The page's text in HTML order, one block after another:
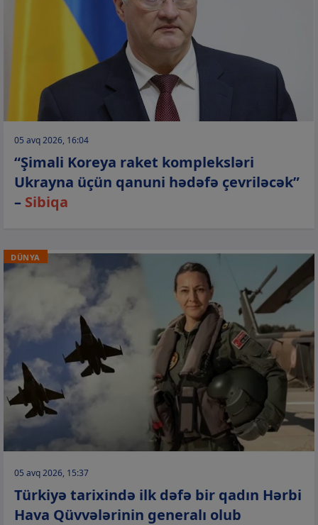
05 avq 2026, 16:04
“Şimali Koreya raket kompleksləri
Ukrayna üçün qanuni hədəfə çevriləcək”
– Sibiqa
DÜNYA
05 avq 2026, 15:37
Türkiyə tarixində ilk dəfə bir qadın Hərbi
Hava Qüvvələrinin generalı olub